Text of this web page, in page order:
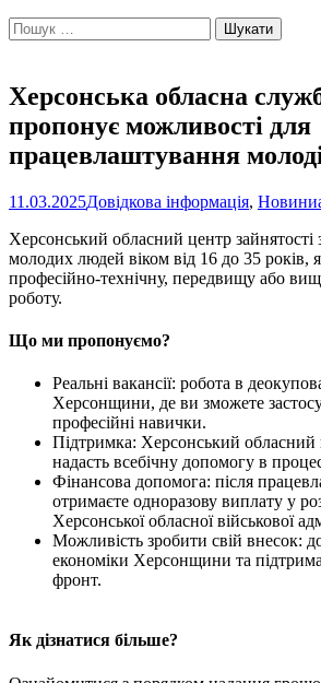
Пошук:
Херсонська обласна
пропонує можливості для
працевлаштування
11.03.2025Довідкова інформація, Новини
Херсонський обласний центр зайнятості
молодих людей віком від 16 до 35 років,
професійно-технічну, передвищу або
роботу.
Що ми пропонуємо?
Реальні вакансії: робота в
Херсонщини, де ви зможете
професійні навички.
Підтримка: Херсонський обласний
надасть всебічну допомогу в
Фінансова допомога: після
отримаєте одноразову виплату у
Херсонської обласної військової
Можливість зробити свій внесок:
економіки Херсонщини та
фронт.
Як дізнатися більше?